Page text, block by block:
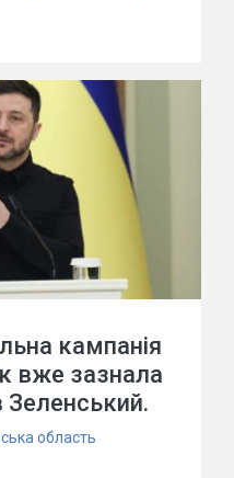
кампанія
вже зазнала
Зеленський.
область